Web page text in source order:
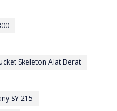
Skeleton Alat Berat
SY 215